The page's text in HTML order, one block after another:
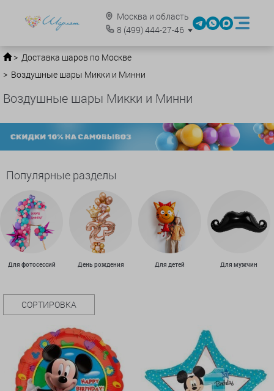
Москва и область
8 (499)444-27-46
Доставка шаров по Москве
Воздушные шары Микки и Минни
Воздушные шары Микки и Минни
Популярные разделы
Для фотосессий День рождения Для детей Для мужчин
СОРТИРОВКА